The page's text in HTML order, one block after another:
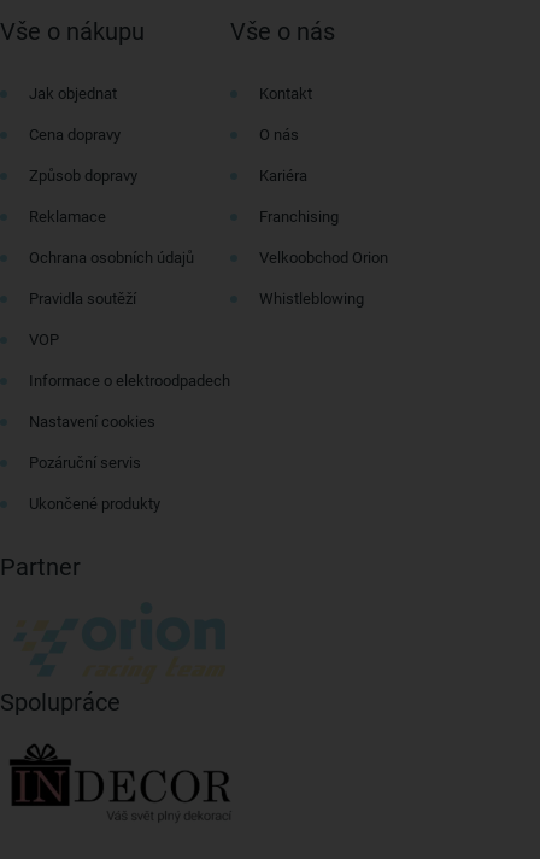
Vše o nákupu
Jak objednat
Cena dopravy
Způsob dopravy
Reklamace
Ochrana osobních údajů
Pravidla soutěží
VOP
Informace o elektroodpadech
Nastavení cookies
Pozáruční servis
Ukončené produkty
Vše o nás
Kontakt
O nás
Kariéra
Franchising
Velkoobchod Orion
Whistleblowing
Partner
Spolupráce